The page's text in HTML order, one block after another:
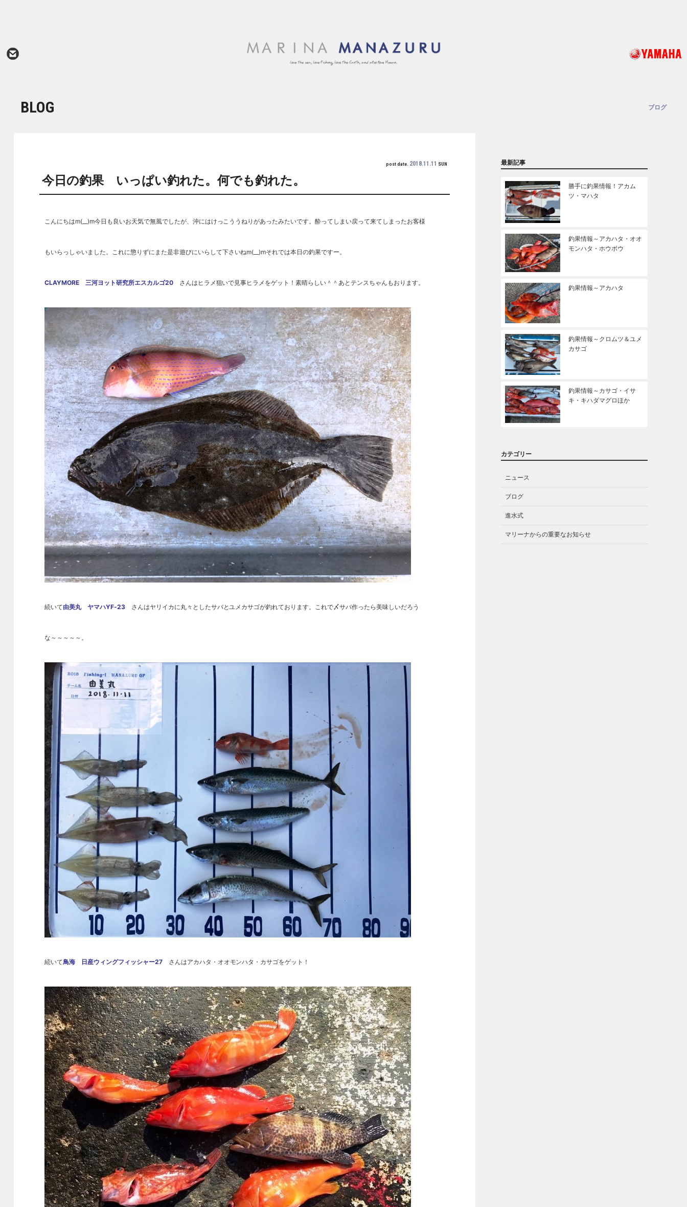
BLOG ブログ
post date. 2018.11.11 SUN
今日の釣果 いっぱい釣れた。何でも釣れた。
こんにちはm(__)m今日も良いお天気で無風でしたが、沖にはけっこううねりがあったみたいです。酔ってしまい戻って来てしまったお客様
もいらっしゃいました。これに懲りずにまた是非遊びにいらして下さいねm(__)mそれでは本日の釣果ですー。
CLAYMORE 三河ヨット研究所エスカルゴ20さんはヒラメ狙いで見事ヒラメをゲット！素晴らしい＾＾あとテンスちゃんもおります。
続いて由美丸 ヤマハYF-23さんはヤリイカに丸々としたサバとユメカサゴが釣れております。これで〆サバ作ったら美味しいだろう
な～～～～～。
続いて鳥海 日産ウィングフィッシャー27さんはアカハタ・オオモンハタ・カサゴをゲット！
最新記事
勝手に釣果情報！アカム
ツ・マハタ
釣果情報～アカハタ・オオ
モンハタ・ホウボウ
釣果情報～アカハタ
釣果情報～クロムツ＆ユメ
カサゴ
釣果情報～カサゴ・イサ
キ・キハダマグロほか
カテゴリー
ニュース
ブログ
進水式
マリーナからの重要なお知らせ